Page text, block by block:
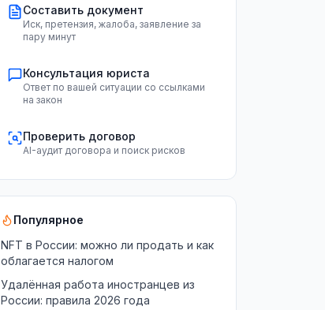
Составить документ
Иск, претензия, жалоба, заявление за
пару минут
Консультация юриста
Ответ по вашей ситуации со ссылками
на закон
Проверить договор
AI-аудит договора и поиск рисков
Популярное
NFT в России: можно ли продать и как
облагается налогом
Удалённая работа иностранцев из
России: правила 2026 года